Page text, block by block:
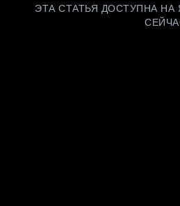
ЭТА СТАТЬЯ ДОСТУПНА НА